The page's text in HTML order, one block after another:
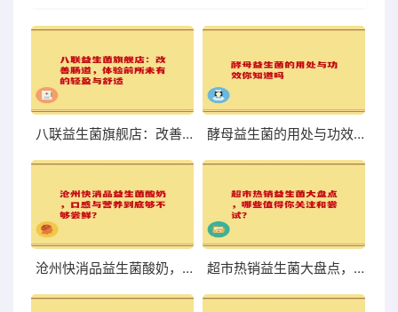
八联益生菌旗舰店：改善肠道，体验前所未有的轻盈与舒适 酵母益生菌的用处与功效你知道吗
沧州快消品益生菌酸奶，口感与营养到底够不够尝鲜？ 超市热销益生菌大盘点，哪些值得你关注和尝试？